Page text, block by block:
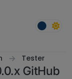
Tester
GitHub